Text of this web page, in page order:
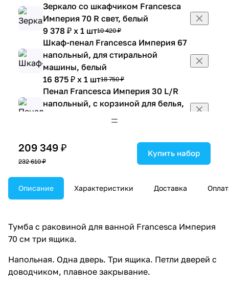
Зеркало со шкафчиком Francesca
Империя 70 R свет, белый
9 378 ₽ x 1 шт10 420 ₽
Шкаф-пенал Francesca Империя 67
напольный, для стиральной
машины, белый
16 875 ₽ x 1 шт18 750 ₽
Пенал Francesca Империя 30 L/R
напольный, с корзиной для белья,
напольный, белый
14 193 ₽ x 1 шт
Пенал Francesca Империя 50
напольный, белый
20 169 ₽ x 1 шт
40 белая
9 045 ₽ x 1 шт
30 L/R, белая
6 903 ₽ x 1 шт 7 670 ₽
209 349 ₽
232 610 ₽
Купить набор
Описание Характеристики Доставка
Тумба с раковиной для ванной Francesca Империя
70 см три ящика.
Напольная. Одна дверь. Три ящика. Петли дверей с
доводчиком, плавное закрывание.